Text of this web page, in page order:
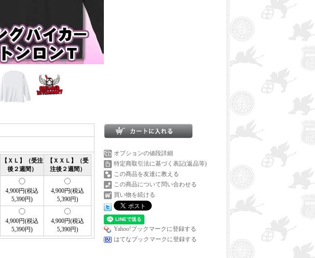
【ＸＬ】（受注
後２週間）
【ＸＸＬ】（受
注後２週間）
4,900円(税込
5,390円)
4,900円(税込
5,390円)
4,900円(税込
5,390円)
4,900円(税込
5,390円)
オプションの値段詳細
特定商取引法に基づく表記(返品等)
この商品を友達に教える
この商品について問い合わせる
買い物を続ける
Yahoo!ブックマークに登録する
はてなブックマークに登録する